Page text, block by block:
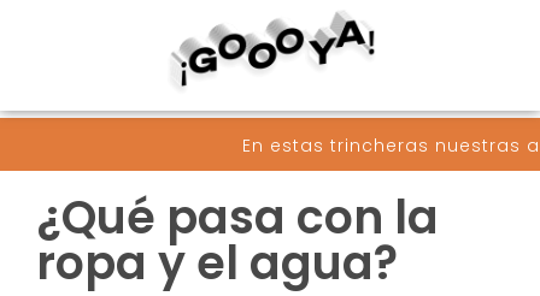
En estas trincheras nuestras armas son
¿Qué pasa con la
ropa y el agua?